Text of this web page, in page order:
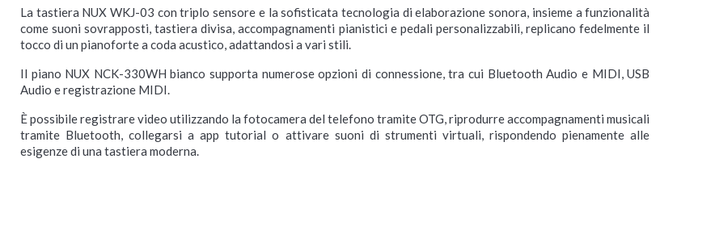
La tastiera NUX WKJ-03 con triplo sensore e la sofisticata tecnologia di elaborazione sonora, insieme a funzionalità
come suoni sovrapposti, tastiera divisa, accompagnamenti pianistici e pedali personalizzabili, replicano fedelmente il
tocco di un pianoforte a coda acustico, adattandosi a vari stili.
Il piano NUX NCK-330WH bianco supporta numerose opzioni di connessione, tra cui Bluetooth Audio e MIDI, USB
Audio e registrazione MIDI.
È possibile registrare video utilizzando la fotocamera del telefono tramite OTG, riprodurre accompagnamenti musicali
tramite Bluetooth, collegarsi a app tutorial o attivare suoni di strumenti virtuali, rispondendo pienamente alle
esigenze di una tastiera moderna.